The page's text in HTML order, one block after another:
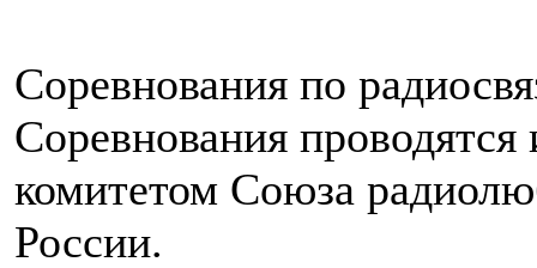
Соревнования по
Соревнования
комитетом Союза
России.